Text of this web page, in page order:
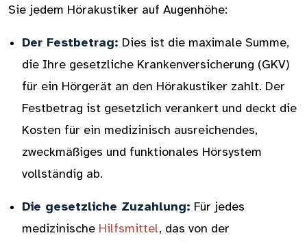
Sie jedem Hörakustiker auf Augenhöhe:
Der Festbetrag: Dies ist die maximale Summe,
die Ihre gesetzliche Krankenversicherung (GKV)
für ein Hörgerät an den Hörakustiker zahlt. Der
Festbetrag ist gesetzlich verankert und deckt die
Kosten für ein medizinisch ausreichendes,
zweckmäßiges und funktionales Hörsystem
vollständig ab.
Die gesetzliche Zuzahlung: Für jedes
medizinische Hilfsmittel, das von der